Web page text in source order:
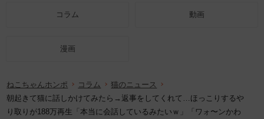
コラム 動画
漫画
ねこちゃんホンポ コラム
猫のニュース
朝起きて猫に話しかけてみたら→返事をしてくれて…ほっこりするや
り取りが188万再生「本当に会話しているみたいｗ」「ワォ〜ンかわ